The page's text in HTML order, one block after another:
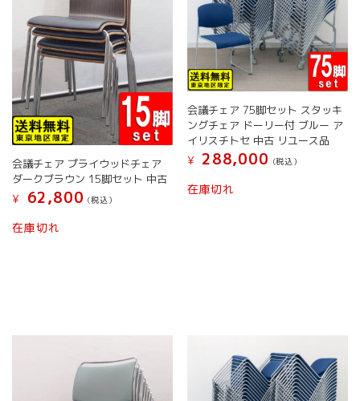
ー
シ
ョ
ン
が
あ
り
ま
す。
オ
プ
シ
会議チェア プライウッドチェア
ダークブラウン 15脚セット 中古
¥
62,800 (税込）
在庫切れ
会議チェア 75脚セット スタッキ
ングチェア ドーリー付 ブルー ア
イリスチトセ 中古 リユース品
¥ 288,000 (税込）
在庫切れ